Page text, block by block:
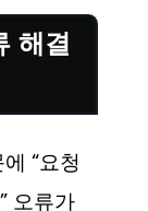
해결
“요청
오류가